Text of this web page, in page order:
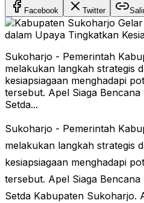
Facebook Twitter
Sukoharjo - Pemerintah
melakukan langkah strategis
kesiapsiagaan menghadapi
tersebut. Apel Siaga
Setda...
Sukoharjo - Pemerintah
melakukan langkah strategis
kesiapsiagaan menghadapi
tersebut. Apel Siaga
Setda Kabupaten Sukoharjo.